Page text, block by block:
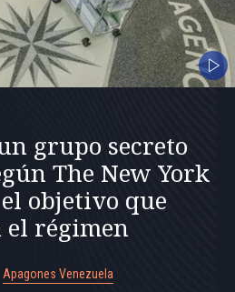
grupo secreto
The New York
objetivo que
régimen
Apagones Venezuela